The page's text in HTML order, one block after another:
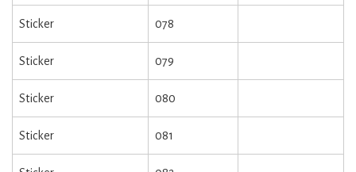
Sticker 078
Sticker 079
Sticker 080
Sticker 081